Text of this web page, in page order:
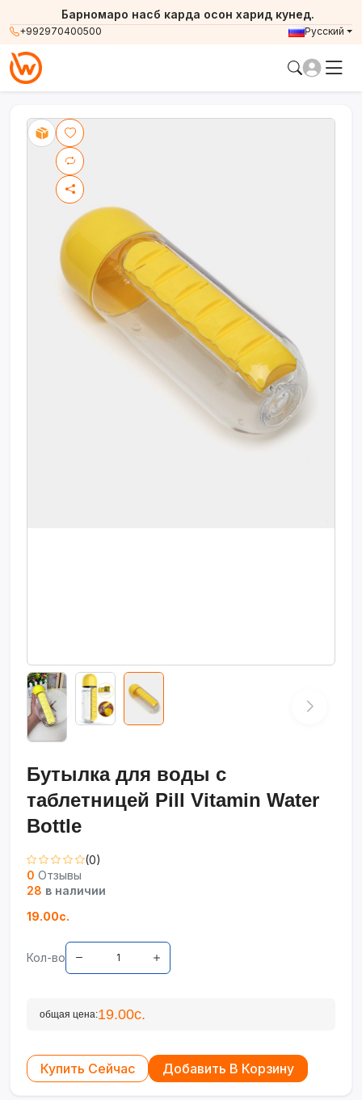
+992970400500
Барномаро насб карда осон харид кунед.
Русский
Бутылка для воды с
таблетницей Pill Vitamin Water
Bottle
(0)
0 Отзывы
28 в наличии
19.00с.
Кол-во
общая цена:19.00с.
Купить Сейчас Добавить В Корзину